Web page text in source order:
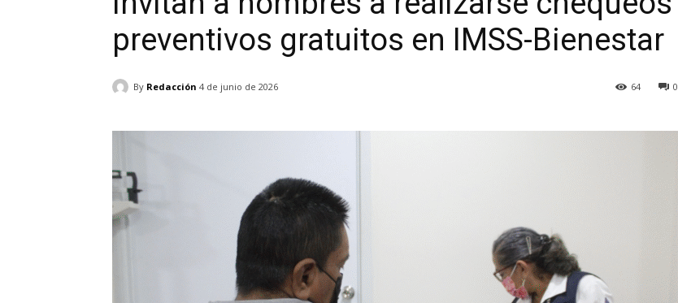
preventivos gratuitos en IMSS-Bienestar
By Redacción 4 de junio de 2026 0
64